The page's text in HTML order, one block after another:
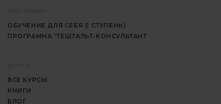
ОБУЧЕНИЕ ДЛЯ СЕБЯ (I СТУПЕНЬ)
ПРОГРАММА “ГЕШТАЛЬТ-КОНСУЛЬТАНТ
ВСЕ КУРСЫ
КНИГИ
БЛОГ